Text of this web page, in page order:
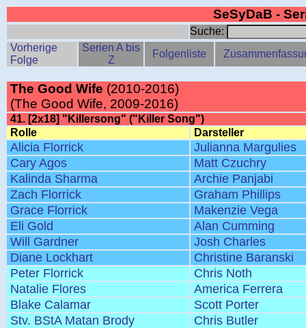
SeSyDaB -
Suche:
Vorherige
Folge
Serien A bis
Z
Folgenliste
The Good Wife (2010-2016)
(The Good Wife, 2009-2016)
41. [2x18] "Killersong" ("Killer Song")
Rolle
Darsteller
Alicia Florrick
Julianna Margulies
Cary Agos
Matt Czuchry
Kalinda Sharma
Archie Panjabi
Zach Florrick
Graham Phillips
Grace Florrick
Makenzie Vega
Eli Gold
Alan Cumming
Will Gardner
Josh Charles
Diane Lockhart
Christine Baranski
Peter Florrick
Chris Noth
Natalie Flores
America Ferrera
Blake Calamar
Scott Porter
Stv. BStA Matan Brody
Chris Butler